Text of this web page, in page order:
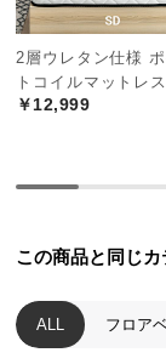
て
開
梱
ス
つ
い
2層ウレタン仕様
トコイルマットレ
￥12,999
この商品と同じ
ALL フロア